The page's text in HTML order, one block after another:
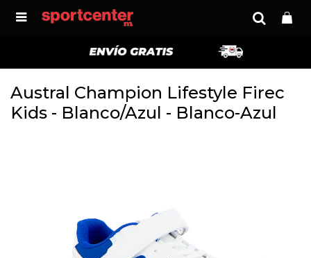

Austral Champion Lifestyle Firec
Kids - Blanco/Azul - Blanco-Azul